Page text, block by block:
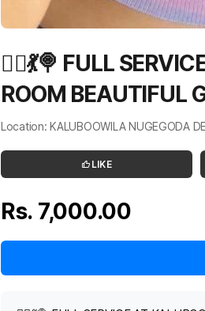
🧜‍♂️💃🍭 FULL
ROOM BEAUTIFUL
Location: KALUBOOWILA NUGEGODA
LIKE
Rs. 7,000.00